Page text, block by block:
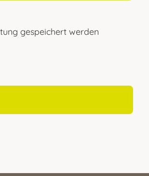
gespeichert werden